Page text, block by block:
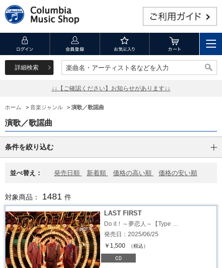
詳細検索 楽曲名・アーティスト名などを入力
楽曲名・アーティスト名などを入力
↓↓【ご確認ください】お知らせがあります↓↓
ホーム > 音楽ジャンル > 演歌／歌謡曲
演歌／歌謡曲
条件を絞り込む
並べ替え： 発売日順 新着順 価格の高い順 価格の安い順
対象商品： 1481 件
LAST FIRST
Do it！～夢恋人～【Type …
発売日：2025/06/25
￥1,500
（税込）